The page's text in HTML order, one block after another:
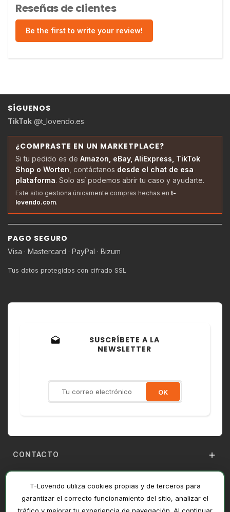
Reseñas de clientes
Be the first to write your review!
SÍGUENOS
TikTok @t_lovendo.es
¿COMPRASTE EN UN MARKETPLACE?
Si tu pedido es de Amazon, eBay, AliExpress, TikTok
Shop o Worten , contáctanos desde el chat de esa
plataforma. Solo así podemos abrir tu caso y ayudarte.
Este sitio gestiona únicamente compras hechas en t-
lovendo.com.
PAGO SEGURO
Visa · Mastercard · PayPal · Bizum
Tus datos protegidos con cifrado SSL
drafts
SUSCRÍBETE A LA
NEWSLETTER
CONTACTO 
AYUDA 
T-Lovendo utiliza cookies propias y de terceros para
garantizar el correcto funcionamiento del sitio, analizar el